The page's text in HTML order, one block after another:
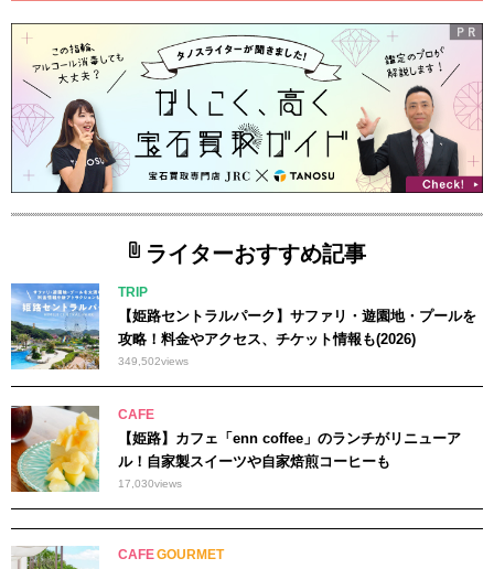
ライターおすすめ記事
TRIP
【姫路セントラルパーク】サファリ・遊園地・プールを
攻略！料金やアクセス、チケット情報も(2026)
349,502views
CAFE
【姫路】カフェ「enn coffee」のランチがリニューア
ル！自家製スイーツや自家焙煎コーヒーも
17,030views
CAFEGOURMET